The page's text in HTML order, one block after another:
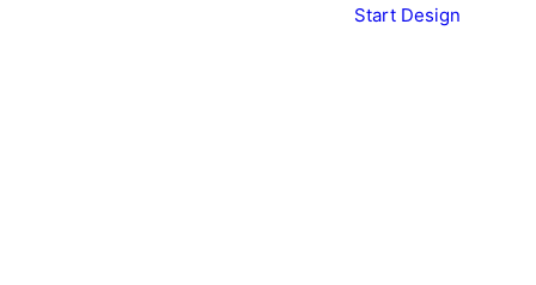
Start Design